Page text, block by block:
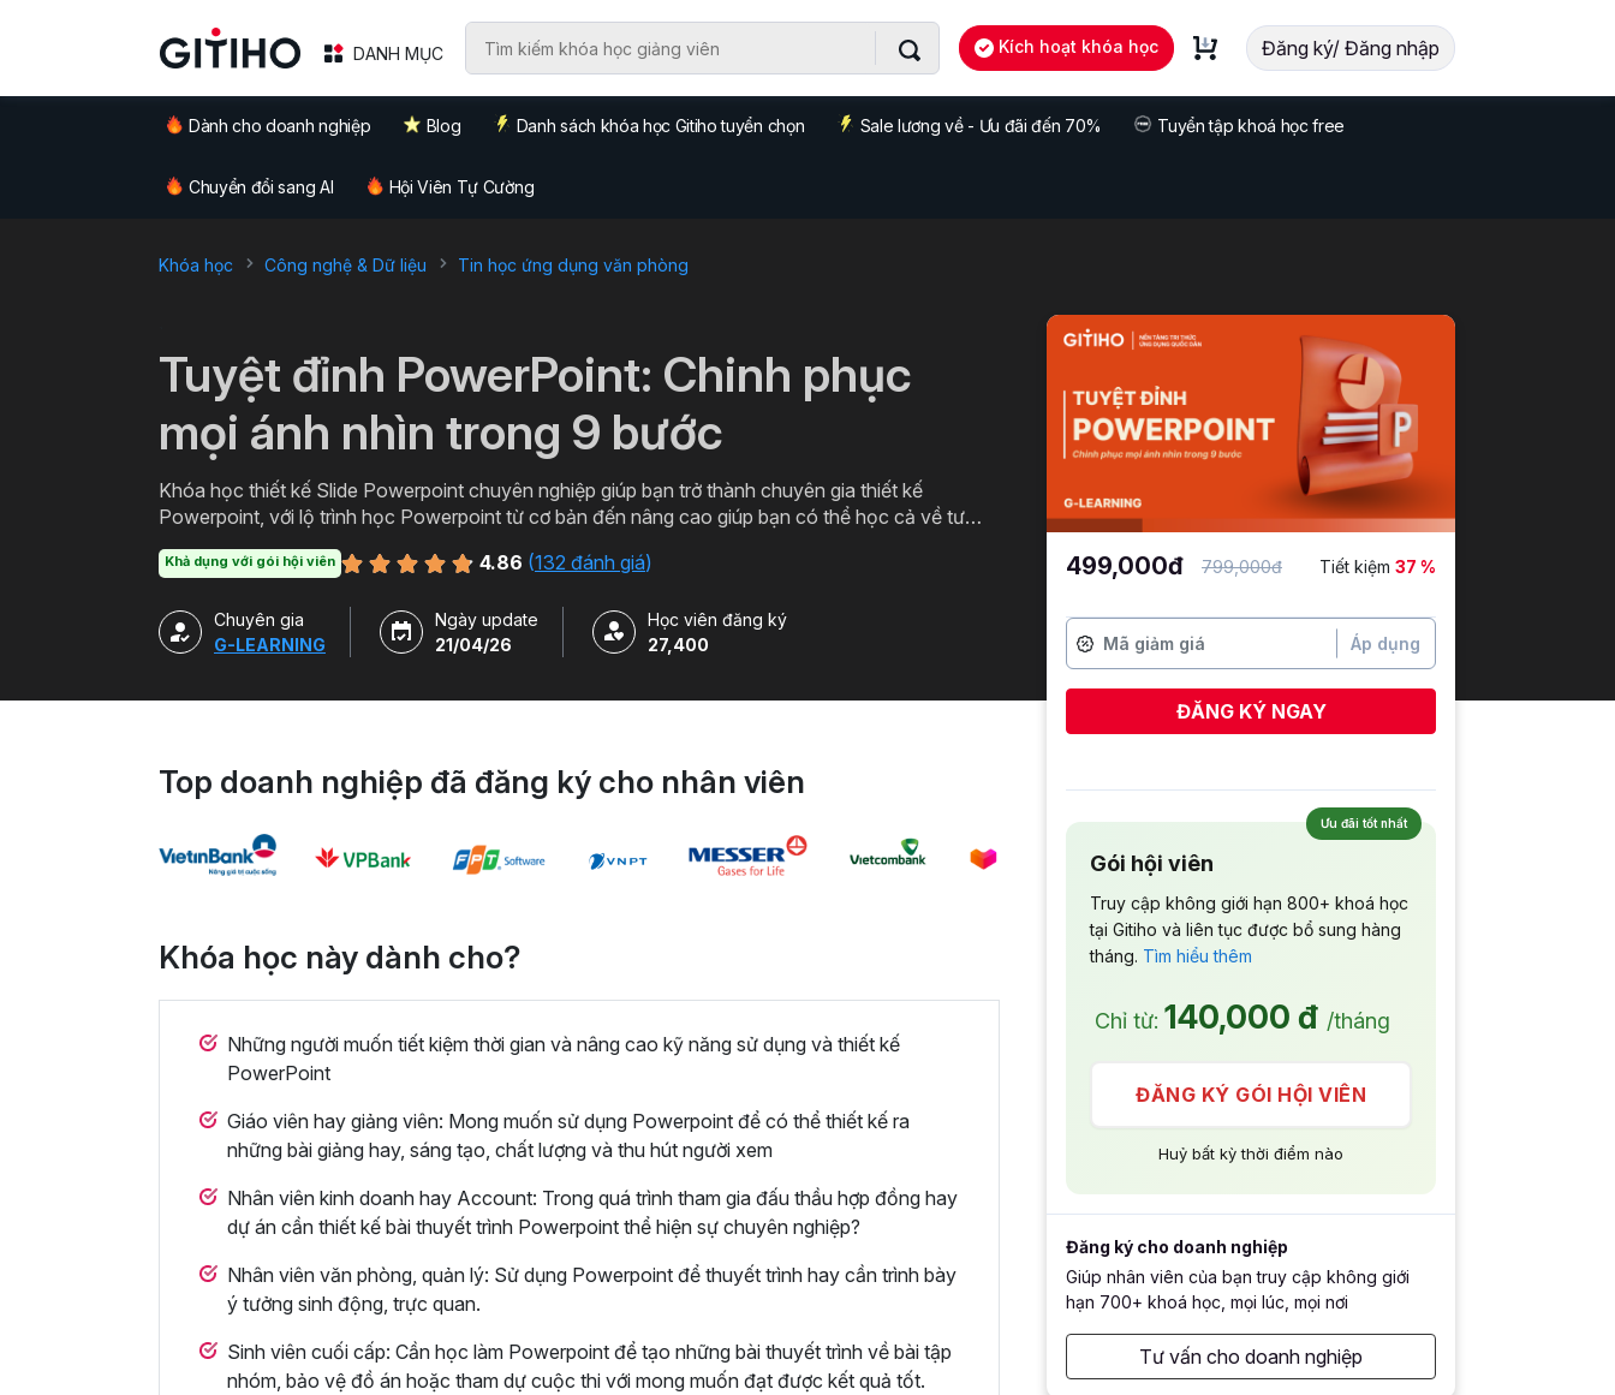
DANH MỤC Kích hoạt khóa học Đăng ký/ Đăng nhập
Dành cho doanh nghiệp Blog Danh sách khóa học Gitiho tuyển chọn Sale lương về - Ưu đãi đến 70% Tuyển tập khoá học free
Chuyển đổi sang AI Hội Viên Tự Cường
Khóa học Công nghệ & Dữ liệu Tin học ứng dụng văn phòng
Tuyệt đỉnh PowerPoint: Chinh phục
mọi ánh nhìn trong 9 bước
Khóa học thiết kế Slide Powerpoint chuyên nghiệp giúp bạn trở thành chuyên gia thiết kế
Powerpoint, với lộ trình học Powerpoint từ cơ bản đến nâng cao giúp bạn có thể học cả về tư
ở nhiều chủ đề và lĩnh vực khác nhau.
Khả dụng với gói hội viên 4.86 (132 đánh giá)
Chuyên gia
G-LEARNING
Ngày update
21/04/26
Học viên đăng ký
27,400
Top doanh nghiệp đã đăng ký cho nhân viên
Khóa học này dành cho?
Những người muốn tiết kiệm thời gian và nâng cao kỹ năng sử dụng và thiết kế
PowerPoint
Giáo viên hay giảng viên: Mong muốn sử dụng Powerpoint để có thể thiết kế ra
những bài giảng hay, sáng tạo, chất lượng và thu hút người xem
Nhân viên kinh doanh hay Account: Trong quá trình tham gia đấu thầu hợp đồng hay
dự án cần thiết kế bài thuyết trình Powerpoint thể hiện sự chuyên nghiệp?
Nhân viên văn phòng, quản lý: Sử dụng Powerpoint để thuyết trình hay cần trình bày
ý tưởng sinh động, trực quan.
Sinh viên cuối cấp: Cần học làm Powerpoint để tạo những bài thuyết trình về bài tập
nhóm, bảo vệ đồ án hoặc tham dự cuộc thi với mong muốn đạt được kết quả tốt.
499,000đ 799,000đ Tiết kiệm 37 %
Áp dụng
ĐĂNG KÝ NGAY
Ưu đãi tốt nhất
Gói hội viên
Truy cập không giới hạn 800+ khoá học
tại Gitiho và liên tục được bổ sung hàng
tháng. Tìm hiểu thêm
Chỉ từ: 140,000 đ /tháng
ĐĂNG KÝ GÓI HỘI VIÊN
Huỷ bất kỳ thời điểm nào
Đăng ký cho doanh nghiệp
Giúp nhân viên của bạn truy cập không giới
hạn 700+ khoá học, mọi lúc, mọi nơi
Tư vấn cho doanh nghiệp